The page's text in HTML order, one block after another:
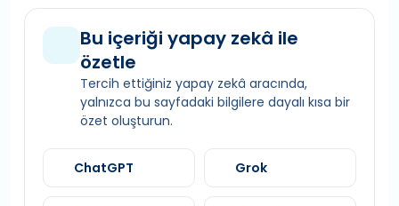
Bu içeriği yapay zekâ ile
özetle
Tercih ettiğiniz yapay zekâ aracında,
yalnızca bu sayfadaki bilgilere dayalı kısa bir
özet oluşturun.
ChatGPT Grok